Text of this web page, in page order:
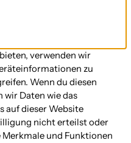
verwenden wir
zu
Wenn du diesen
Daten wie das
auf dieser Website
nicht erteilst oder
und Funktionen